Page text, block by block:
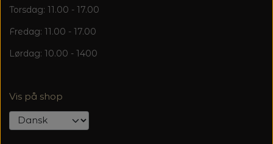
Torsdag: 11.00 - 17.00
Fredag: 11.00 - 17.00
Lørdag: 10.00 - 1400
Vis på shop